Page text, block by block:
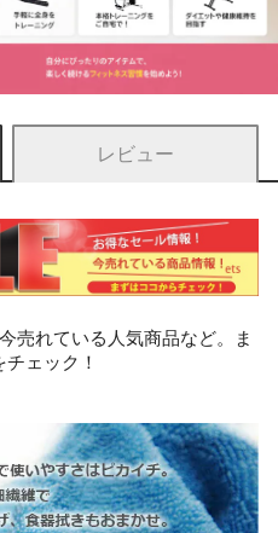
レビュー
売れている人気商品など。ま
ェック！